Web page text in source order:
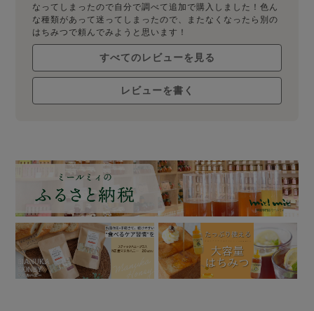
なってしまったので自分で調べて追加で購入しました！色ん
な種類があって迷ってしまったので、またなくなったら別の
はちみつで頼んでみようと思います！
すべてのレビューを見る
レビューを書く